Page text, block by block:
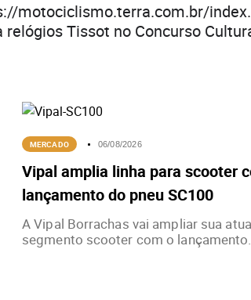
motociclismo.terra.com.br/
relógios Tissot no Concurso
MERCADO 06/08/2026
Vipal amplia linha para scooter
lançamento do pneu SC100
A Vipal Borrachas vai ampliar sua
segmento scooter com o